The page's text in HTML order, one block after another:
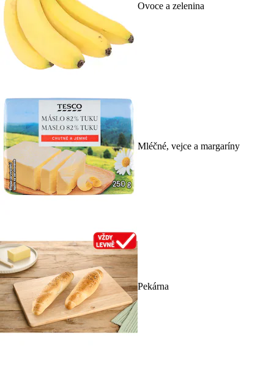
Ovoce a zelenina
Mléčné, vejce a margaríny
Pekárna